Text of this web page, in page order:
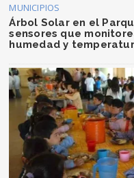
MUNICIPIOS
Árbol Solar en el
sensores que
humedad y